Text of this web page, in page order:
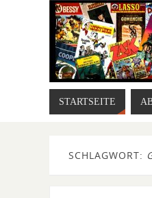
STARTSEITE
SCHLAGWORT: